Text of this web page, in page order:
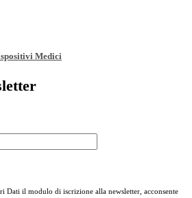
Medici
Dati il modulo di iscrizione alla newsletter, acconsente